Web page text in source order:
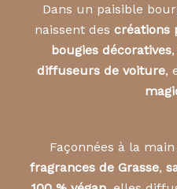
Dans un paisible
naissent des créations
bougies décoratives,
diffuseurs de voiture,
Façonnées à la main
fragrances de Grasse,